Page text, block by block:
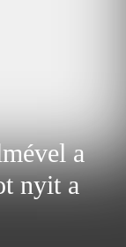
a
nyit a